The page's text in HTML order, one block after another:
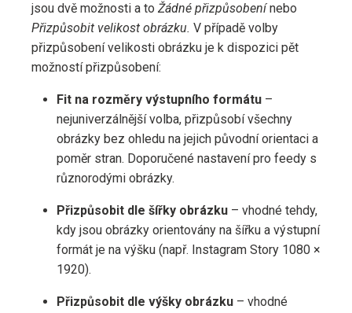
jsou dvě možnosti a to Žádné přizpůsobenínebo
Přizpůsobit velikost obrázku. V případě volby
přizpůsobení velikosti obrázku je k dispozici pět
možností přizpůsobení:
Fit na rozměry výstupního formátu –
nejuniverzálnější volba, přizpůsobí všechny
obrázky bez ohledu na jejich původní orientaci a
poměr stran. Doporučené nastavení pro feedy s
různorodými obrázky.
Přizpůsobit dle šířky obrázku – vhodné tehdy,
kdy jsou obrázky orientovány na šířku a výstupní
formát je na výšku (např. Instagram Story 1080 ×
1920).
Přizpůsobit dle výšky obrázku – vhodné